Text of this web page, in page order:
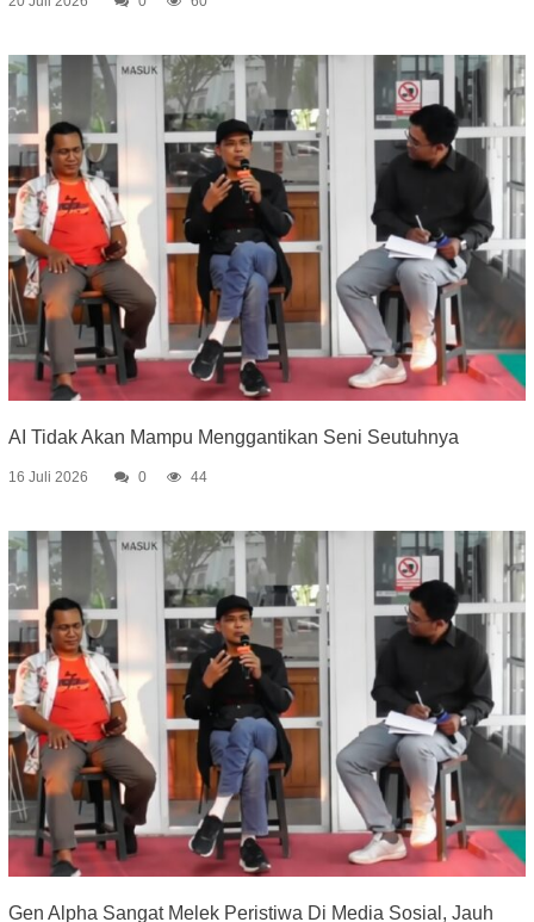
AI Tidak Akan Mampu Menggantikan Seni Seutuhnya
16 Juli 2026 0 44
Gen Alpha Sangat Melek Peristiwa Di Media Sosial, Jauh